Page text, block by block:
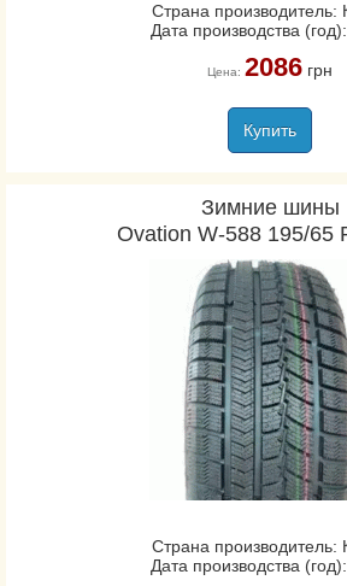
Страна производитель:
Дата производства
Цена: 2086грн
Купить
Зимние шины
Ovation W-588 195/65
Страна производитель:
Дата производства